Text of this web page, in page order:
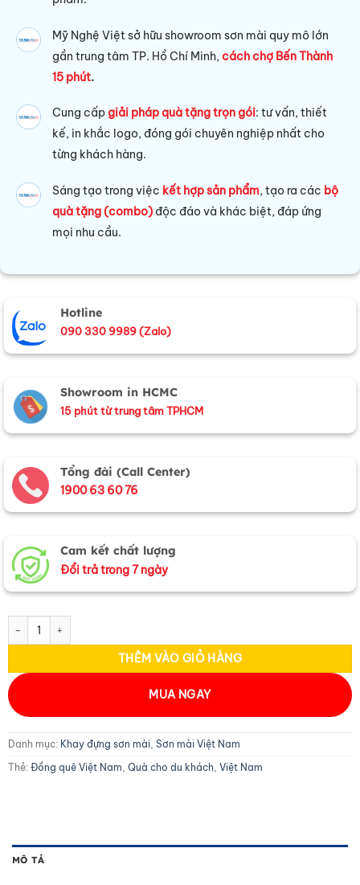
Mỹ Nghệ Việt sở hữu showroom sơn mài quy mô lớn
gần trung tâm TP. Hồ Chí Minh,cách chợ Bến Thành
15 phút.
Cung cấpgiải pháp quà tặng trọn gói: tư vấn, thiết
kế, in khắc logo, đóng gói chuyên nghiệp nhất cho
từng khách hàng.
Sáng tạo trong việc kết hợp sản phẩm, tạo ra các bộ
quà tặng (combo) độc đáo và khác biệt, đáp ứng
mọi nhu cầu.
Hotline
090 330 9989 (Zalo)
Showroom in HCMC
15 phút từ trung tâm TPHCM
Tổng đài (Call Center)
1900 63 60 76
Cam kết chất lượng
Đổi trả trong 7 ngày
Khay sơn mài vuông vẽ phong cảnh KSM33.3 số lượng
THÊM VÀO GIỎ HÀNG
MUA NGAY
Danh mục: Khay đựng sơn mài, Sơn mài Việt Nam
Thẻ: Đồng quê Việt Nam, Quà cho du khách, Việt Nam
MÔ TẢ